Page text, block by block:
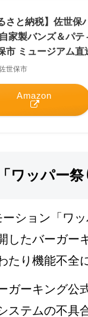
さと納税】佐世
家製バンズ＆パ
市 ミュージアム
世保市
Amazon
ワッパー
ション「ワ
したバーガー
たり機能不全
ガーキング公
ステムの不具